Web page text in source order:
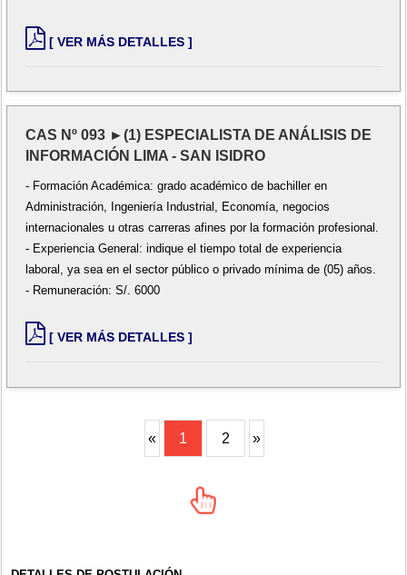
[ VER MÁS DETALLES ]
CAS Nº 093 ►(1) ESPECIALISTA DE ANÁLISIS DE
INFORMACIÓN LIMA - SAN ISIDRO
- Formación Académica: grado académico de bachiller en
Administración, Ingeniería Industrial, Economía, negocios
internacionales u otras carreras afines por la formación profesional.
- Experiencia General: indique el tiempo total de experiencia
laboral, ya sea en el sector público o privado mínima de (05) años.
- Remuneración: S/. 6000
[ VER MÁS DETALLES ]
« 1 2 »